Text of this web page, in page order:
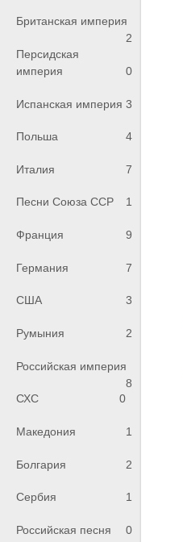
Британская империя
2
Персидская
империя
0
Испанская империя 3
Польша 4
Италия 7
Песни Союза ССР 1
Франция 9
Германия 7
США 3
Румыния 2
Российская империя
8
СХС
0
Македония 1
Болгария 2
Сербия 1
Российская песня 0